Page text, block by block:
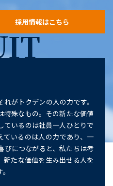
採用情報はこちら
がトクデンの人の力です。
特殊なもの。その新たな価値
ているのは社員一人ひとりで
ているのは人の力であり、一
びにつながると、私たちは考
新たな価値を生み出せる人を